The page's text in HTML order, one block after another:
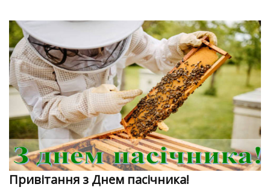
Привітання з Днем пасічника!